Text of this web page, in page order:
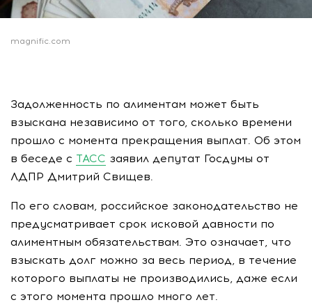
magnific.com
Задолженность по алиментам может быть
взыскана независимо от того, сколько времени
прошло с момента прекращения выплат. Об этом
в беседе с ТАСС заявил депутат Госдумы от
ЛДПР Дмитрий Свищев.
По его словам, российское законодательство не
предусматривает срок исковой давности по
алиментным обязательствам. Это означает, что
взыскать долг можно за весь период, в течение
которого выплаты не производились, даже если
с этого момента прошло много лет.